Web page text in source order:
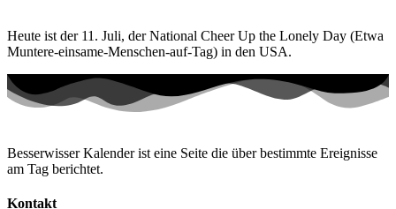
Heute ist der 11. Juli, der National Cheer Up the Lonely Day (Etwa
Muntere-einsame-Menschen-auf-Tag) in den USA.
Besserwisser Kalender ist eine Seite die über bestimmte Ereignisse
am Tag berichtet.
Kontakt